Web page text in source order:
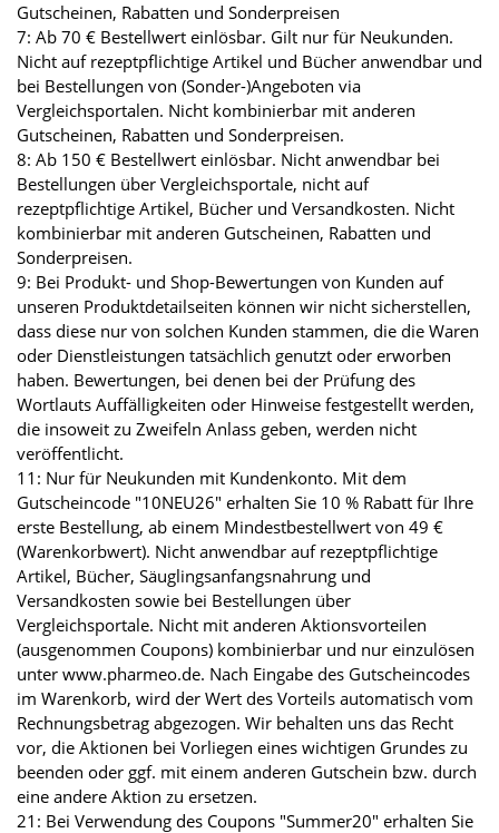
Gutscheinen, Rabatten und Sonderpreisen
7: Ab 70 € Bestellwert einlösbar. Gilt nur für Neukunden.
Nicht auf rezeptpflichtige Artikel und Bücher anwendbar und
bei Bestellungen von (Sonder-)Angeboten via
Vergleichsportalen. Nicht kombinierbar mit anderen
Gutscheinen, Rabatten und Sonderpreisen.
8: Ab 150 € Bestellwert einlösbar. Nicht anwendbar bei
Bestellungen über Vergleichsportale, nicht auf
rezeptpflichtige Artikel, Bücher und Versandkosten. Nicht
kombinierbar mit anderen Gutscheinen, Rabatten und
Sonderpreisen.
9: Bei Produkt- und Shop-Bewertungen von Kunden auf
unseren Produktdetailseiten können wir nicht sicherstellen,
dass diese nur von solchen Kunden stammen, die die Waren
oder Dienstleistungen tatsächlich genutzt oder erworben
haben. Bewertungen, bei denen bei der Prüfung des
Wortlauts Auffälligkeiten oder Hinweise festgestellt werden,
die insoweit zu Zweifeln Anlass geben, werden nicht
veröffentlicht.
11: Nur für Neukunden mit Kundenkonto. Mit dem
Gutscheincode "10NEU26" erhalten Sie 10 % Rabatt für Ihre
erste Bestellung, ab einem Mindestbestellwert von 49 €
(Warenkorbwert). Nicht anwendbar auf rezeptpflichtige
Artikel, Bücher, Säuglingsanfangsnahrung und
Versandkosten sowie bei Bestellungen über
Vergleichsportale. Nicht mit anderen Aktionsvorteilen
(ausgenommen Coupons) kombinierbar und nur einzulösen
unter www.pharmeo.de. Nach Eingabe des Gutscheincodes
im Warenkorb, wird der Wert des Vorteils automatisch vom
Rechnungsbetrag abgezogen. Wir behalten uns das Recht
vor, die Aktionen bei Vorliegen eines wichtigen Grundes zu
beenden oder ggf. mit einem anderen Gutschein bzw. durch
eine andere Aktion zu ersetzen.
21: Bei Verwendung des Coupons "Summer20" erhalten Sie